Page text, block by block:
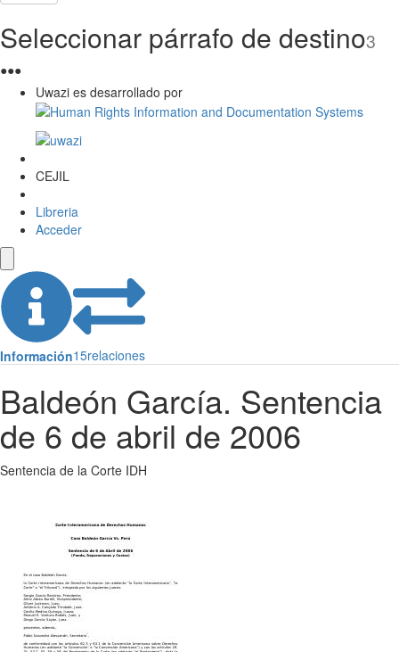
Seleccionar párrafo de destino3
●●●
Uwazi es desarrollado por
CEJIL
Libreria
Acceder
Información15relaciones
Baldeón García. Sentencia
de 6 de abril de 2006
Sentencia de la Corte IDH